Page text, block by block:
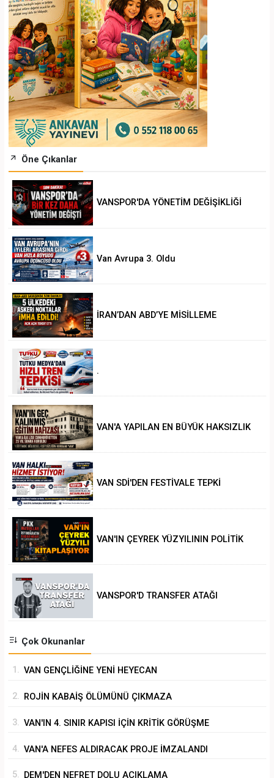
Öne Çıkanlar
VANSPOR'DA YÖNETİM DEĞİŞİKLİĞİ
Van Avrupa 3. Oldu
İRAN’DAN ABD’YE MİSİLLEME
.
VAN'A YAPILAN EN BÜYÜK HAKSIZLIK
VAN SDİ'DEN FESTİVALE TEPKİ
VAN'IN ÇEYREK YÜZYILININ POLİTİK
VANSPOR'D TRANSFER ATAĞI
Çok Okunanlar
1. VAN GENÇLİĞİNE YENİ HEYECAN
2. ROJİN KABAİŞ ÖLÜMÜNÜ ÇIKMAZA
3. VAN'IN 4. SINIR KAPISI İÇİN KRİTİK GÖRÜŞME
4. VAN'A NEFES ALDIRACAK PROJE İMZALANDI
5. DEM'DEN NEFRET DOLU AÇIKLAMA